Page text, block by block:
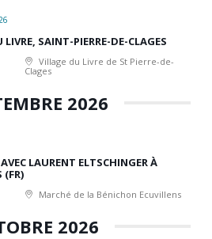
LIVRE, SAINT-PIERRE-DE-CLAGES
Village du Livre de St Pierre-de-
Clages
2026
LAURENT ELTSCHINGER À
(FR)
Marché de la Bénichon Ecuvillens
2026